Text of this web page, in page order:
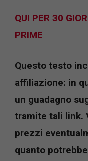
QUI PER 30
PRIME
Questo testo
affiliazione: in
un guadagno
tramite tali link.
prezzi
quanto